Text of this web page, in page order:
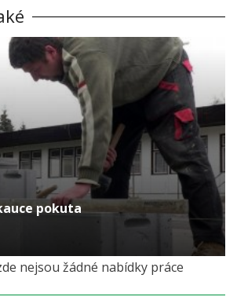
pokuta
nejsou žádné nabídky práce